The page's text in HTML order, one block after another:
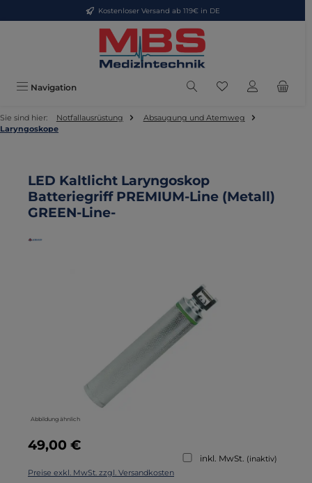
Zum Hauptinhalt springenKostenloser Versand ab 119€ in DE
Navigation Du hast 0
Sie sind hier: Notfallausrüstung
Absaugung und Atemweg
Laryngoskope
LED Kaltlicht Laryngoskop
Batteriegriff PREMIUM-Line (Metall)
GREEN-Line-
Abbildung ähnlich
Regulärer Preis:
49,00 €
inkl. MwSt. (inaktiv)
Preise exkl. MwSt. zzgl. Versandkosten